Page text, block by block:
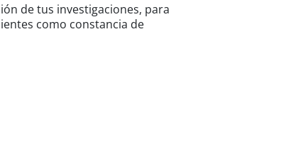
de tus investigaciones, para
como constancia de